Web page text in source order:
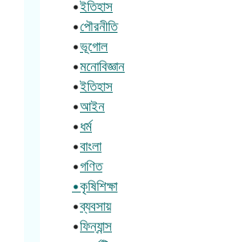
•ইতিহাস
•পৌরনীতি
•ভূগোল
•মনোবিজ্ঞান
•ইতিহাস
•আইন
•ধর্ম
•বাংলা
•গণিত
•কৃষিশিক্ষা
•ব্যবসায়
•ফিন্যান্স